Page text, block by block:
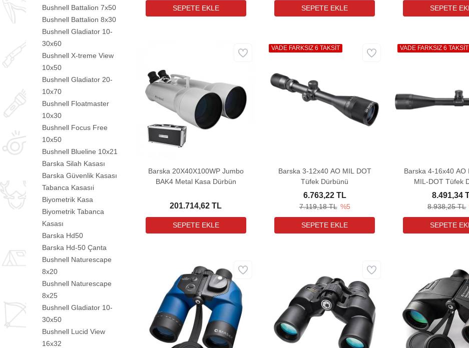
Bushnell Battalion 7x50
Bushnell Battalion 8x30
Bushnell Gladiator 10-
30x60
Bushnell X-treme View
10x50
Bushnell Gladiator 20-
10x70
Bushnell Floatmaster
10x30
Bushnell Focus Free
10x50
Bushnell Blueline 10x21
Barska Silah Kasası
Barska Güvenlik Kasası
Tabanca Kasasıi
Biyometrik Kasa
Biyometrik Tabanca
Kasası
Barska Hd50
Barska Hd-50 Çanta
Bushnell Naturescape
8x20
Bushnell Naturescape
8x25
Bushnell Gladiator 10-
30x50
Bushnell Lucid View
16x32
Barska 20X40X100WP Jumbo
BAK4 Metal Kasa Dürbün
201.714,62 TL
Barska 3-12x40 AO MIL DOT
Tüfek Dürbünü
7.119,18 TL %5
6.763,22 TL
VADE FARKSIZ 6 TAKSİT
Barska 4-16x40 AO
MIL-DOT Tüfek
8.938,25 TL
8.491,34
VADE FARKSIZ 6 TAKSİT